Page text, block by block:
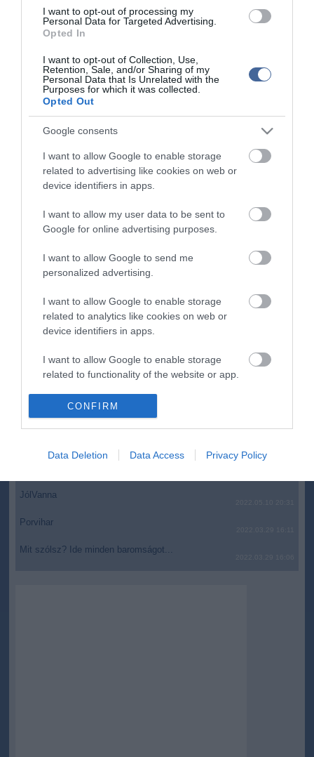
I want to opt-out of processing my
Personal Data for Targeted Advertising.
Opted In
I want to opt-out of Collection, Use,
Retention, Sale, and/or Sharing of my
Personal Data that Is Unrelated with the
Purposes for which it was collected.
Opted Out
Google consents
I want to allow Google to enable storage
related to advertising like cookies on web or
device identifiers in apps.
I want to allow my user data to be sent to
Google for online advertising purposes.
I want to allow Google to send me
personalized advertising.
I want to allow Google to enable storage
related to analytics like cookies on web or
device identifiers in apps.
I want to allow Google to enable storage
related to functionality of the website or app.
I want to allow Google to enable storage
related to personalization.
related to security, including authentication
user protection.
CONFIRM
Data Deletion Data Access Privacy Policy
ma.hu legfrissebb hírei:
12:20
Hulladékvadászat indul a Dunán: a rekordalacsony vízállás
miatt most láthatóvá váltak a mederben rejtőző roncsok
Vitézy Dávid: háromszor annyian utaznak a komlói
vonalon, mint korábban a pótlóbuszokon
Vitézy Dávid: 2,3 milliárd forint került vissza az államhoz
egy útdíjrendszeres ügylet felülvizsgálata után
Saját életét is kockára tette a magyar erdész, hogy
megállítsa a tüzet
Második világháborús MG-42 géppuskát emeltek ki a
Dunából - a rendőrség lefoglalta
A Miniszterelnökség felmondta a Lounge Eventtel kötött
Megérkezett az eső a Duna vízgyűjtőjére
top cikkek:
Nem is olyan egészséges a népszerű banán?
top fórum témák:
JólVanna
Porvihar
Mit szólsz? Ide minden baromságot...